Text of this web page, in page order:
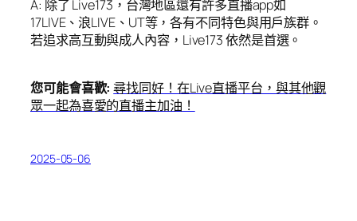
A: 除了 Live173，台灣地區還有許多直播app如
17LIVE、浪LIVE、UT等，各有不同特色與用戶族群。
若追求高互動與成人內容，Live173 依然是首選。
您可能會喜歡:尋找同好！在Live直播平台，與其他觀
眾一起為喜愛的直播主加油！
2025-05-06